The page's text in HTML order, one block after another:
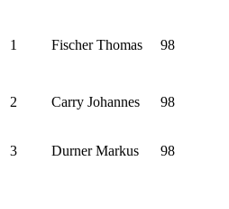
1 Fischer Thomas 98
2 Carry Johannes 98
3 Durner Markus 98